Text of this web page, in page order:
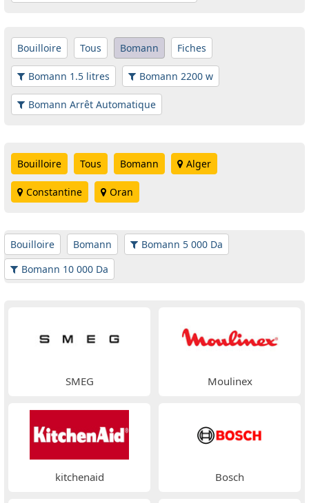
Bouilloire Tous Bomann Fiches
Bomann 1.5 litres Bomann 2200 w
Bomann Arrêt Automatique
Bouilloire Tous Bomann Alger
Constantine Oran
Bouilloire Bomann
Bomann 5 000 Da
Bomann 10 000 Da
SMEG Moulinex
kitchenaid Bosch